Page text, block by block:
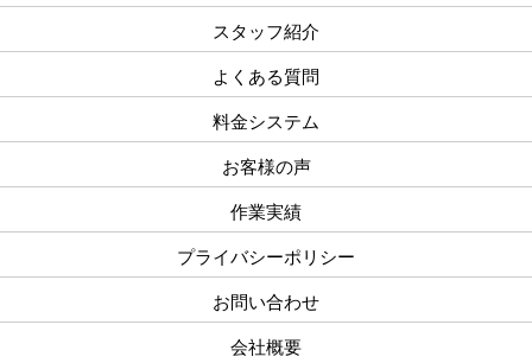
スタッフ紹介
よくある質問
料金システム
お客様の声
作業実績
プライバシーポリシー
お問い合わせ
会社概要